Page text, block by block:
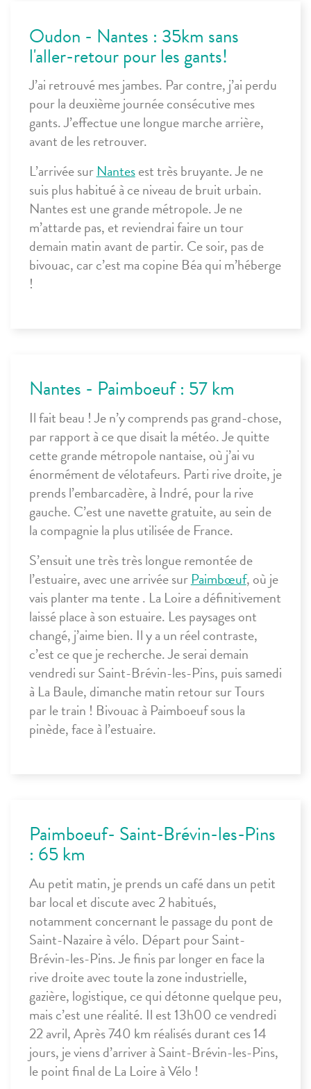
Oudon - Nantes : 35km sans
l'aller-retour pour les gants!
J’ai retrouvé mes jambes. Par contre, j’ai perdu
pour la deuxième journée consécutive mes
gants. J’effectue une longue marche arrière,
avant de les retrouver.
L’arrivée sur Nantesest très bruyante. Je ne
suis plus habitué à ce niveau de bruit urbain.
Nantes est une grande métropole. Je ne
m’attarde pas, et reviendrai faire un tour
demain matin avant de partir. Ce soir, pas de
bivouac, car c’est ma copine Béa qui m’héberge
!
Nantes - Paimboeuf : 57 km
Il fait beau ! Je n’y comprends pas grand-chose,
par rapport à ce que disait la météo. Je quitte
cette grande métropole nantaise, où j’ai vu
énormément de vélotafeurs. Parti rive droite, je
prends l’embarcadère, à Indré, pour la rive
gauche. C’est une navette gratuite, au sein de
la compagnie la plus utilisée de France.
S’ensuit une très très longue remontée de
l’estuaire, avec une arrivée sur Paimbœuf, où je
vais planter ma tente . La Loire a définitivement
laissé place à son estuaire. Les paysages ont
changé, j’aime bien. Il y a un réel contraste,
c’est ce que je recherche. Je serai demain
vendredi sur Saint-Brévin-les-Pins, puis samedi
à La Baule, dimanche matin retour sur Tours
par le train ! Bivouac à Paimboeuf sous la
pinède, face à l’estuaire.
Paimboeuf- Saint-Brévin-les-Pins
: 65 km
Au petit matin, je prends un café dans un petit
bar local et discute avec 2 habitués,
notamment concernant le passage du pont de
Saint-Nazaire à vélo. Départ pour Saint-
Brévin-les-Pins. Je finis par longer en face la
rive droite avec toute la zone industrielle,
gazière, logistique, ce qui détonne quelque peu,
mais c’est une réalité. Il est 13h00 ce vendredi
22 avril, Après 740 km réalisés durant ces 14
jours, je viens d’arriver à Saint-Brévin-les-Pins,
le point final de La Loire à Vélo !